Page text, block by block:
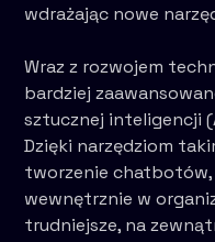
wdrażając nowe
Wraz z rozwojem
bardziej
sztucznej inteligencji
Dzięki narzędziom
tworzenie chatbotów,
wewnętrznie w
trudniejsze, na